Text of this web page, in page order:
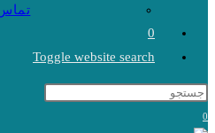
0
Toggle website search
0